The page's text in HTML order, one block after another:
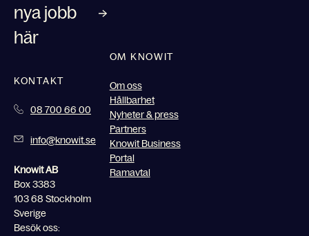
nya jobb
här
KONTAKT
08 700 66 00
info@knowit.se
Knowit AB
Box 3383
103 68 Stockholm
Sverige
Besök oss:
OM KNOWIT
Om oss
Hållbarhet
Nyheter & press
Partners
Knowit Business
Portal
Ramavtal